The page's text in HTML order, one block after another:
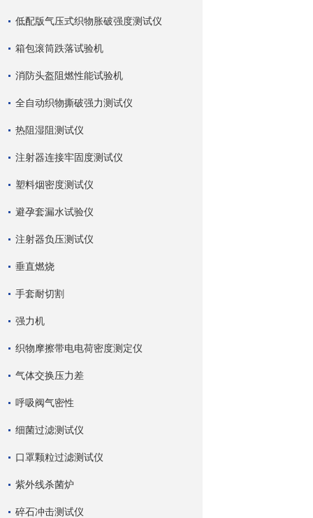
低配版气压式织物胀破强度测试仪
箱包滚筒跌落试验机
消防头盔阻燃性能试验机
全自动织物撕破强力测试仪
热阻湿阻测试仪
注射器连接牢固度测试仪
塑料烟密度测试仪
避孕套漏水试验仪
注射器负压测试仪
垂直燃烧
手套耐切割
强力机
织物摩擦带电电荷密度测定仪
气体交换压力差
呼吸阀气密性
细菌过滤测试仪
口罩颗粒过滤测试仪
紫外线杀菌炉
碎石冲击测试仪